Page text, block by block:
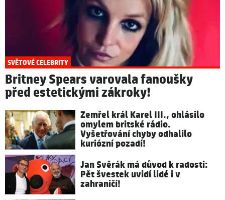
SVĚTOVÉ CELEBRITY
Britney Spears varovala fanoušky
před estetickými zákroky!
Zemřel král Karel III., ohlásilo
omylem britské rádio.
Vyšetřování chyby odhalilo
kuriózní pozadí!
Jan Svěrák má důvod k radosti:
Pět švestek uvidí lidé i v
zahraničí!